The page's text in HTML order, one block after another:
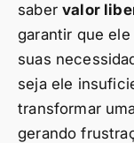
sabervalor
garantir que
suas
seja ele
transformar
gerando